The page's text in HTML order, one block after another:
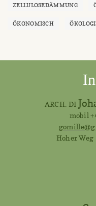
ZELLULOSEDÄMMUNG
ÖKONOMISCH
ARCH. DI
mobil
Hoher Weg